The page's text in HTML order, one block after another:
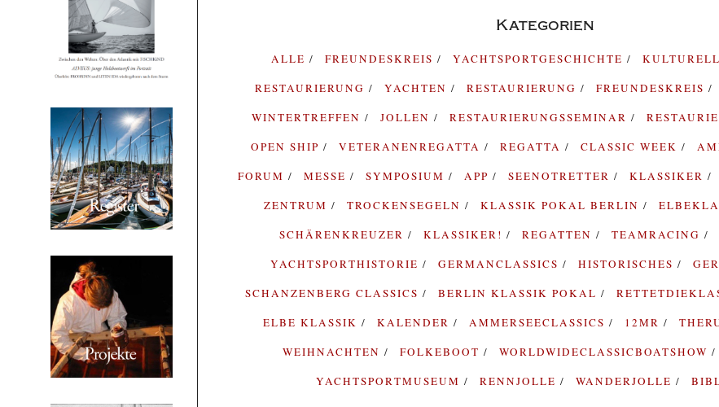
Kategorien
ALLE FREUNDESKREIS YACHTSPORTGESCHICHTE
RESTAURIERUNG
YACHTEN RESTAURIERUNG FREUNDESKREIS
WINTERTREFFEN
JOLLEN RESTAURIERUNGSSEMINAR
OPEN SHIP
VETERANENREGATTA REGATTA CLASSIC WEEK
FORUM
MESSE SYMPOSIUM APP SEENOTRETTER KLASSIKER
ZENTRUM
TROCKENSEGELN KLASSIK POKAL BERLIN
SCHÄRENKREUZER
KLASSIKER! REGATTEN TEAMRACING
YACHTSPORTHISTORIE
GERMANCLASSICS HISTORISCHES
SCHANZENBERG CLASSICS
BERLIN KLASSIK POKAL
ELBE KLASSIK
KALENDER AMMERSEECLASSICS 12MR
WEIHNACHTEN
FOLKEBOOT WORLDWIDECLASSICBOATSHOW
YACHTSPORTMUSEUM
RENNJOLLE WANDERJOLLE